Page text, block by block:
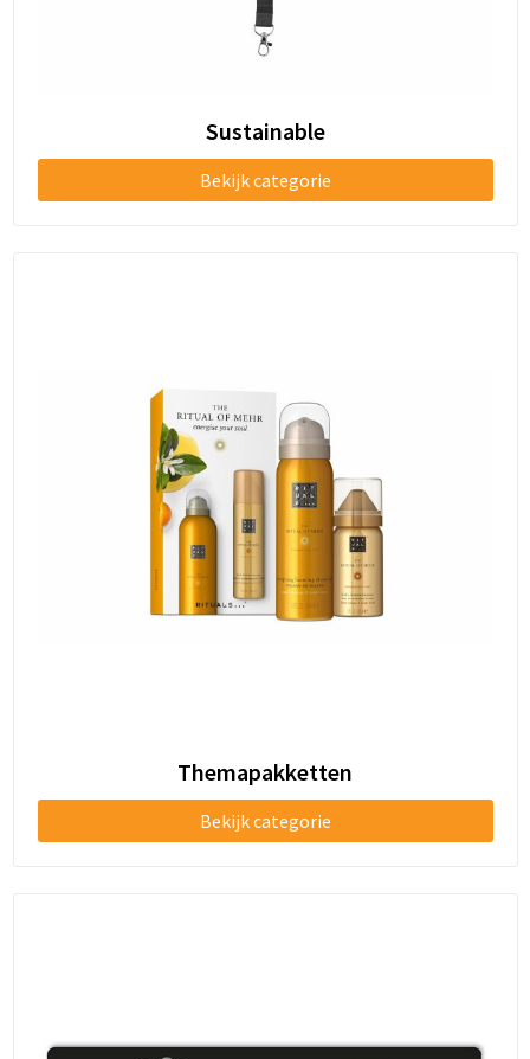
Sustainable
Bekijk categorie
Themapakketten
Bekijk categorie